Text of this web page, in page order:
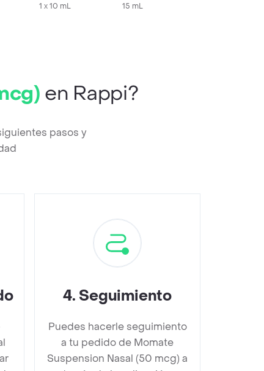
1 x 10 mL
15 mL
en Rappi?
pasos y
4. Seguimiento
Puedes hacerle seguimiento
a tu pedido de Momate
Suspension Nasal (50 mcg) a